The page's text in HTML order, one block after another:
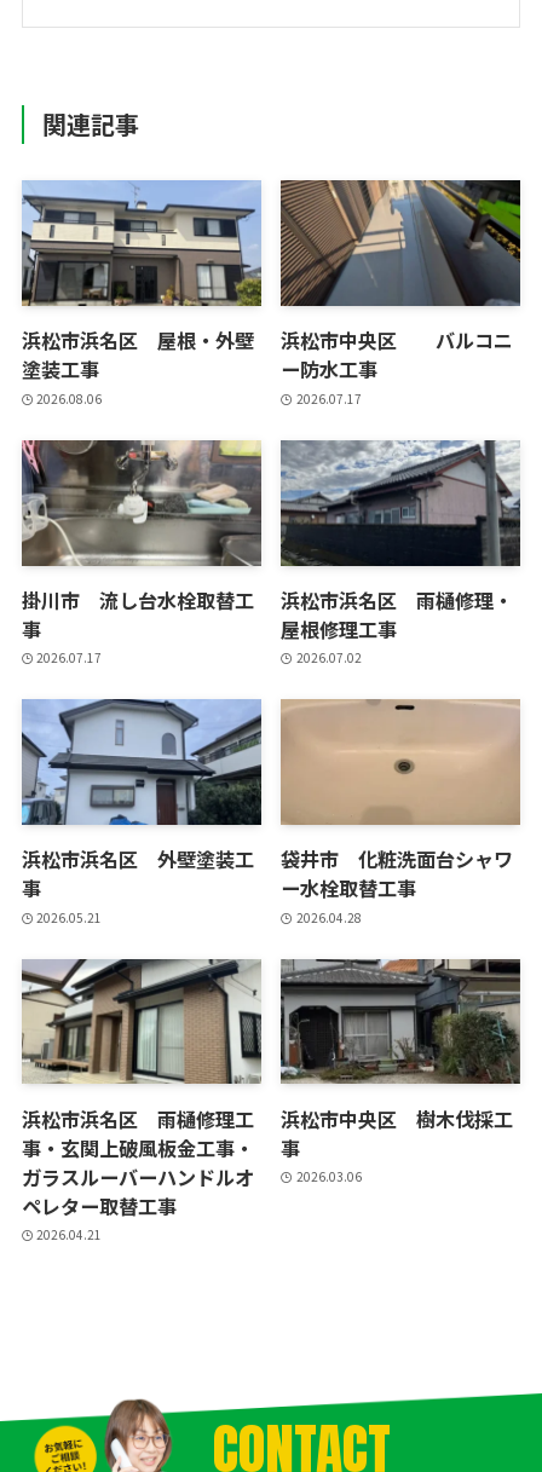
関連記事
浜松市浜名区 屋根・外壁
塗装工事
2026.08.06
浜松市中央区 バルコニ
ー防水工事
2026.07.17
掛川市 流し台水栓取替工
事
2026.07.17
浜松市浜名区 雨樋修理・
屋根修理工事
2026.07.02
浜松市浜名区 外壁塗装工
事
2026.05.21
袋井市 化粧洗面台シャワ
ー水栓取替工事
2026.04.28
浜松市浜名区 雨樋修理工
事・玄関上破風板金工事・
ガラスルーバーハンドルオ
ペレター取替工事
2026.04.21
浜松市中央区 樹木伐採工
事
2026.03.06
CONTACT